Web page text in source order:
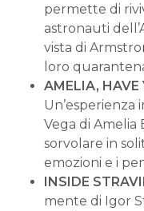
permette di
astronauti
vista di
loro
AMELIA, HAVE
Un’esperienza
Vega di Amelia
sorvolare in
emozioni e i
INSIDE
mente di Igor